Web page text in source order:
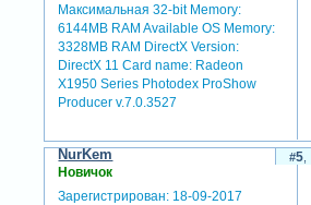
Максимальная 32-bit Memory:
6144MB RAM Available OS Memory:
3328MB RAM DirectX Version:
DirectX 11 Card name: Radeon
X1950 Series Photodex ProShow
Producer v.7.0.3527
5
NurKem
Новичок
Зарегистрирован: 18-09-2017